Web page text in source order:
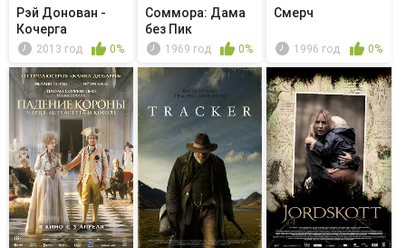
Рэй Донован -
Кочерга
2013 год 0%
Соммора: Дама
без Пик
1969 год 0%
Смерч
1996 год 0%